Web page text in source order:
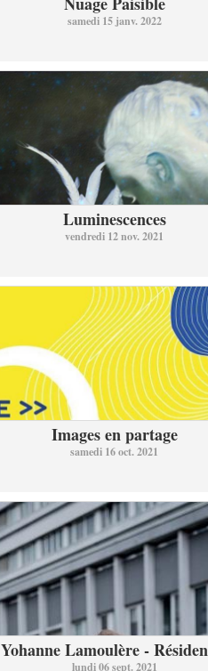
samedi 15 janv. 2022
Luminescences
vendredi 12 nov. 2021
Images en partage
samedi 16 oct. 2021
Yohanne Lamoulère -
lundi 06 sept. 2021